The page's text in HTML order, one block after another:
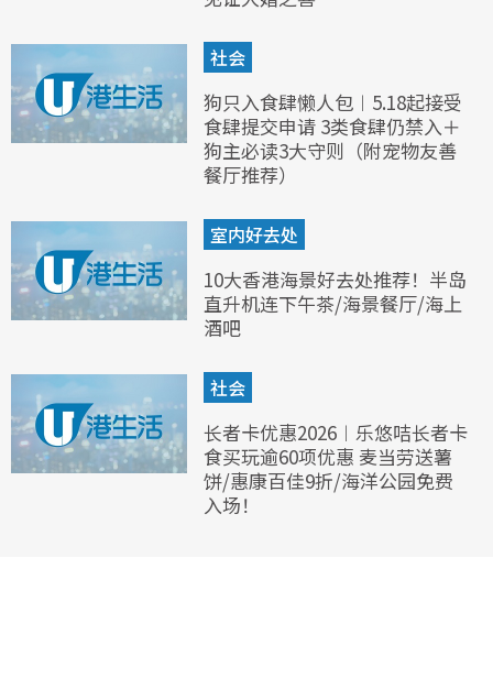
社会
狗只入食肆懒人包︱5.18起接受
食肆提交申请 3类食肆仍禁入＋
狗主必读3大守则（附宠物友善
餐厅推荐）
室内好去处
10大香港海景好去处推荐！半岛
直升机连下午茶/海景餐厅/海上
酒吧
社会
长者卡优惠2026︱乐悠咭长者卡
食买玩逾60项优惠 麦当劳送薯
饼/惠康百佳9折/海洋公园免费
入场！